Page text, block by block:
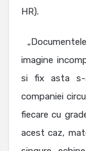
HR).
imagine
si fix asta s-
companiei
fiecare cu
acest caz,